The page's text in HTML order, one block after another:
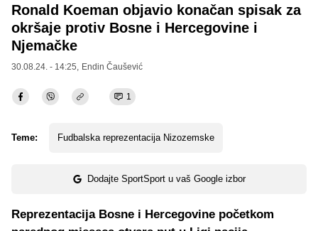
Ronald Koeman objavio konačan spisak za
okršaje protiv Bosne i Hercegovine i
Njemačke
30.08.24. - 14:25, Endin Čaušević
1
Teme: Fudbalska reprezentacija Nizozemske
Dodajte SportSport u vaš Google izbor
Reprezentacija Bosne i Hercegovine početkom